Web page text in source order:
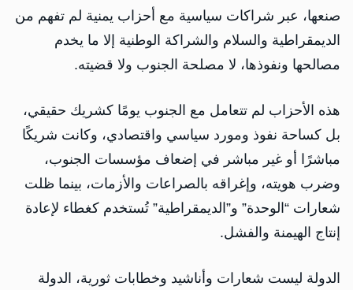
صنعها، عبر شراكات سياسية مع أحزاب يمنية لم تفهم من
الديمقراطية والسلام والشراكة الوطنية إلا ما يخدم
مصالحها ونفوذها، لا مصلحة الجنوب ولا قضيته.
هذه الأحزاب لم تتعامل مع الجنوب يومًا كشريك حقيقي،
بل كساحة نفوذ ومورد سياسي واقتصادي، وكانت شريكًا
مباشرًا أو غير مباشر في إضعاف مؤسسات الجنوب،
وضرب هويته، وإغراقه بالصراعات والأزمات، بينما ظلت
شعارات “الوحدة” و”الديمقراطية” تُستخدم كغطاء لإعادة
إنتاج الهيمنة والفشل.
الدولة ليست شعارات وأناشيد وخطابات ثورية، الدولة